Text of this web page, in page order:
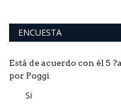
ENCUESTA
Está de acuerdo con él 5
por Poggi
Si